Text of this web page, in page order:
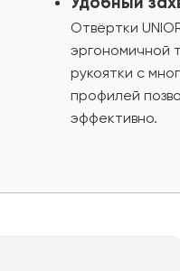
Отвёртки
эргономичной
рукоятки с
профилей
эффективно.